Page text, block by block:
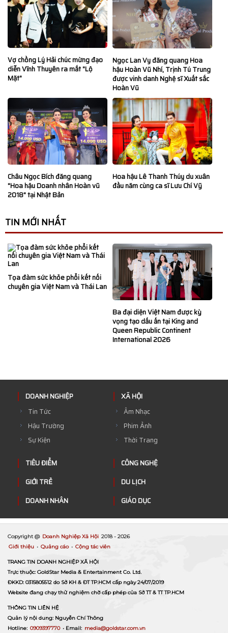
Vợ chồng Lý Hải chúc mừng đạo
diễn Vĩnh Thuyên ra mắt "Lộ
Mặt"
Ngọc Lan Vy đăng quang Hoa
hậu Hoàn Vũ Nhí, Trịnh Tú Trung
được vinh danh Nghệ sĩ Xuất sắc
Hoàn Vũ
Châu Ngọc Bích đăng quang
"Hoa hậu Doanh nhân Hoàn vũ
2018" tại Nhật Bản
Hoa hậu Lê Thanh Thúy du xuân
đầu năm cùng ca sĩ Lưu Chí Vỹ
TIN MỚI NHẤT
Tọa đàm sức khỏe phổi kết nối
chuyên gia Việt Nam và Thái Lan
Ba đại diện Việt Nam được kỳ
vọng tạo dấu ấn tại King and
Queen Republic Continent
International 2026
DOANH NGHIỆP
Tin Tức
Hậu Trường
Sự Kiện
XÃ HỘI
Âm Nhạc
Phim Ảnh
Thời Trang
TIÊU ĐIỂM
GIỚI TRẺ
DOANH NHÂN
CÔNG NGHỆ
DU LỊCH
GIÁO DỤC
Copyright @ Doanh Nghiệp Xã Hội 2018 - 2026
Giới thiệu • Quảng cáo • Cộng tác viên
TRANG TIN DOANH NGHIỆP XÃ HỘI
Trực thuộc: GoldStar Media & Entertainment Co. Ltd.
ĐKKD: 0315805512 do Sở KH & ĐT TP.HCM cấp ngày 24/07/2019
Website đang chạy thử nghiệm chờ cấp phép của Sở TT & TT TP.HCM
THÔNG TIN LIÊN HỆ
Quản lý nội dung: Nguyễn Chí Thông
Hotline: 0909397770 • Email: media@goldstar.com.vn